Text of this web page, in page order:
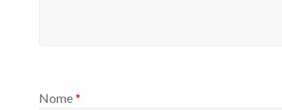
Nome*